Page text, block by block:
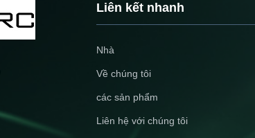
Liên kết nhanh
Nhà
Về chúng tôi
các sản phẩm
Liên hệ với chúng tôi